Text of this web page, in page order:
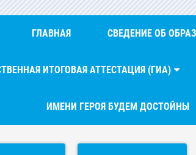
ГЛАВНАЯ СВЕДЕНИЕ ОБ
ИТОГОВАЯ АТТЕСТАЦИЯ (ГИА)
ИМЕНИ ГЕРОЯ БУДЕМ ДОСТОЙНЫ